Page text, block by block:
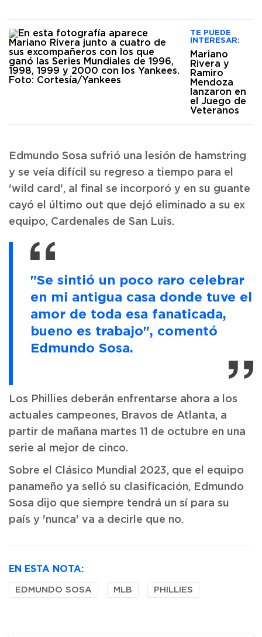
TE PUEDE
INTERESAR:
Mariano
Rivera y
Ramiro
Mendoza
lanzaron en
el Juego de
Veteranos
Edmundo Sosa sufrió una lesión de hamstring
y se veía difícil su regreso a tiempo para el
'wild card', al final se incorporó y en su guante
cayó el último out que dejó eliminado a su ex
equipo, Cardenales de San Luis.
"Se sintió un poco raro celebrar
en mi antigua casa donde tuve el
amor de toda esa fanaticada,
bueno es trabajo", comentó
Edmundo Sosa.
Los Phillies deberán enfrentarse ahora a los
actuales campeones, Bravos de Atlanta, a
partir de mañana martes 11 de octubre en una
serie al mejor de cinco.
Sobre el Clásico Mundial 2023, que el equipo
panameño ya selló su clasificación, Edmundo
Sosa dijo que siempre tendrá un sí para su
país y 'nunca' va a decirle que no.
EN ESTA NOTA:
EDMUNDO SOSA MLB PHILLIES